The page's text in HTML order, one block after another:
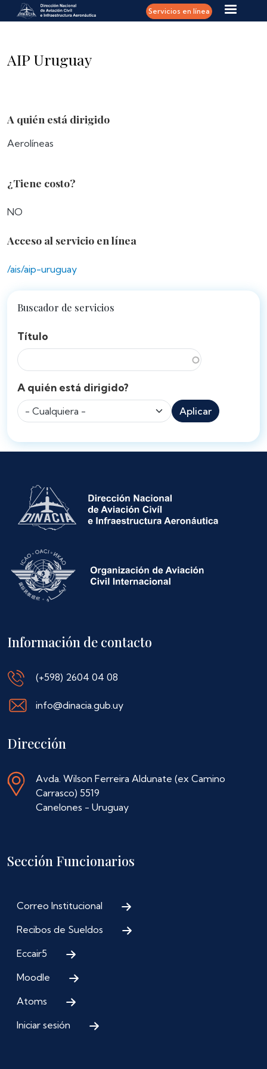
Pasar al contenido principal Servicios en línea
AIP Uruguay
A quién está dirigido
Aerolíneas
¿Tiene costo?
NO
Acceso al servicio en línea
/ais/aip-uruguay
Buscador de servicios
Título
A quién está dirigido?
Aplicar
Información de contacto
(+598) 2604 04 08
info@dinacia.gub.uy
Dirección
Avda. Wilson Ferreira Aldunate (ex Camino
Carrasco) 5519
Canelones - Uruguay
Sección Funcionarios
Correo Institucional
Recibos de Sueldos
Eccair5
Moodle
Atoms
Iniciar sesión